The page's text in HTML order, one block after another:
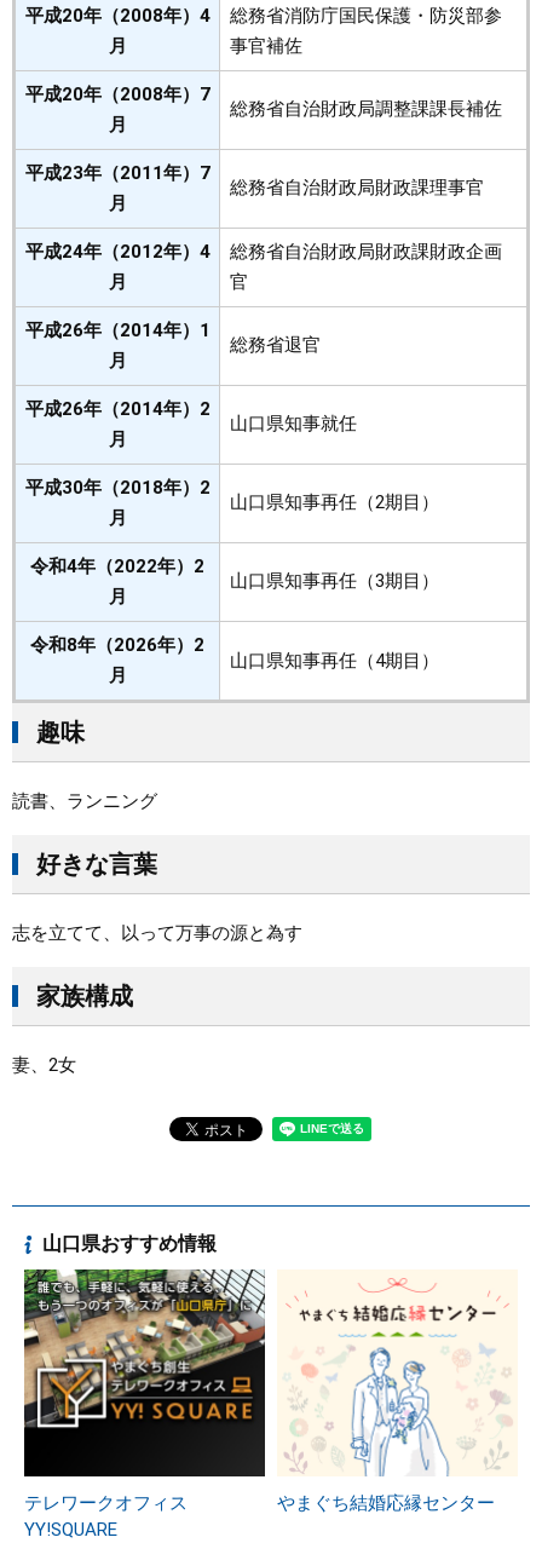
平成20年（2008年）4
月
総務省消防庁国民保護・防災部参
事官補佐
平成20年（2008年）7
月
総務省自治財政局調整課課長補佐
平成23年（2011年）7
月
総務省自治財政局財政課理事官
平成24年（2012年）4
月
総務省自治財政局財政課財政企画
官
平成26年（2014年）1
月
総務省退官
平成26年（2014年）2
月
山口県知事就任
平成30年（2018年）2
月
山口県知事再任（2期目）
令和4年（2022年）2
月
山口県知事再任（3期目）
令和8年（2026年）2
月
山口県知事再任（4期目）
趣味
読書、ランニング
好きな言葉
志を立てて、以って万事の源と為す
家族構成
妻、2女
山口県おすすめ情報
テレワークオフィス
YY!SQUARE
やまぐち結婚応縁センター